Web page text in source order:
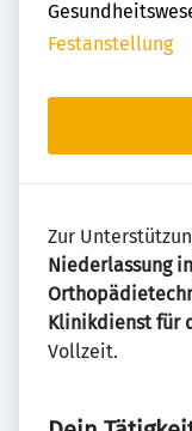
Festanstellung
Zur
Niederlassung
Klinikdienst für
Vollzeit.